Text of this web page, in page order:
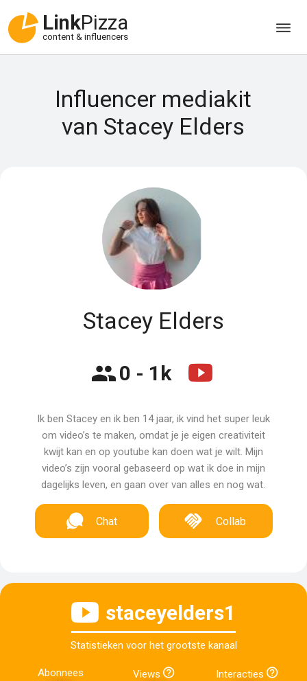
LinkPizza
content & influencers
Influencer mediakit
van Stacey Elders
Stacey Elders
0 - 1k
Ik ben Stacey en ik ben 14 jaar, ik vind het super leuk
om video’s te maken, omdat je je eigen creativiteit
kwijt kan en op youtube kan doen wat je wilt. Mijn
video’s zijn vooral gebaseerd op wat ik doe in mijn
dagelijks leven, en gaan over van alles en nog wat.
Chat Collab
staceyelders1
Statistieken voor het grootste kanaal
Abonnees Views Interacties